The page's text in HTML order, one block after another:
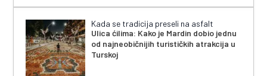
Kada se tradicija preseli na asfalt
Ulica ćilima: Kako je Mardin dobio jednu
od najneobičnijih turističkih atrakcija u
Turskoj